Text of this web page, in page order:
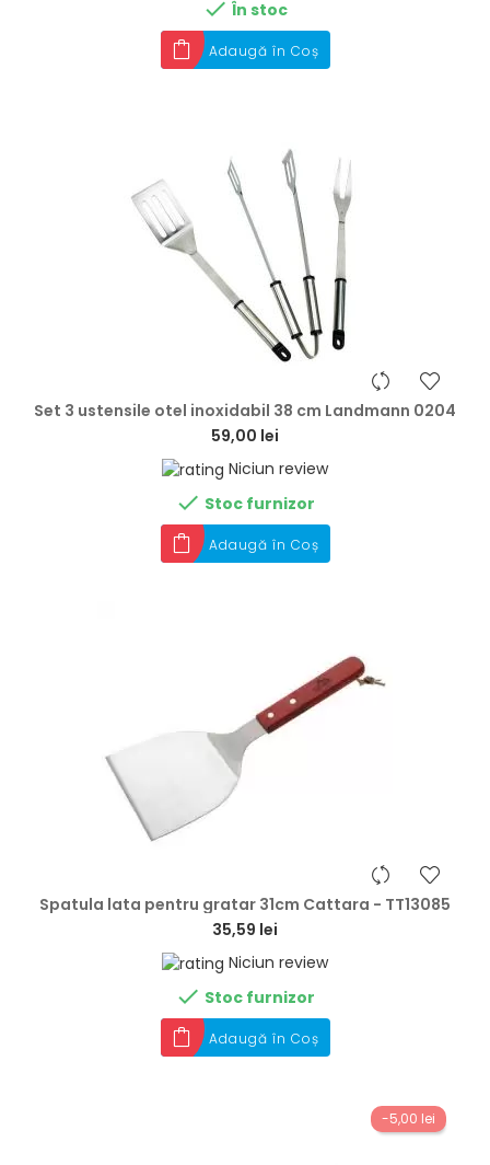
 În stoc
Adaugă în Coș
Set 3 ustensile otel inoxidabil 38 cm Landmann 0204
59,00 lei
Niciun review
 Stoc furnizor
Adaugă în Coș
Spatula lata pentru gratar 31cm Cattara - TT13085
35,59 lei
Niciun review
 Stoc furnizor
Adaugă în Coș
-5,00 lei